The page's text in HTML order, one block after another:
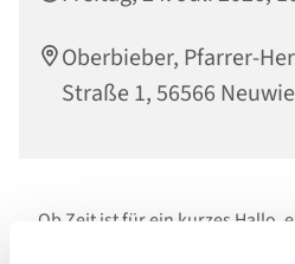
Oberbieber, Pfarrer-
Straße 1, 56566
Ob Zeit ist für ein kurzes Hallo,
Tee, oder ein längeres